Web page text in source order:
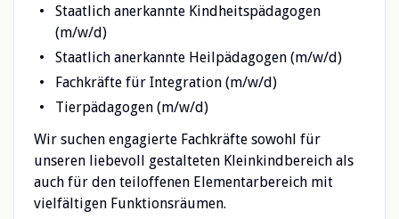
Staatlich anerkannte Kindheitspädagogen
(m/w/d)
Staatlich anerkannte Heilpädagogen (m/w/d)
Fachkräfte für Integration (m/w/d)
Tierpädagogen (m/w/d)
Wir suchen engagierte Fachkräfte sowohl für
unseren liebevoll gestalteten Kleinkindbereich als
auch für den teiloffenen Elementarbereich mit
vielfältigen Funktionsräumen.